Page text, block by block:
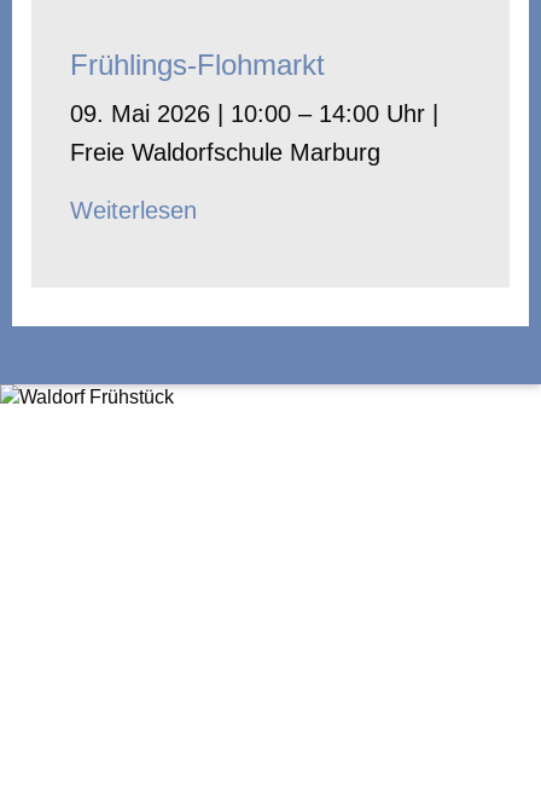
Frühlings-Flohmarkt
09. Mai 2026 | 10:00 – 14:00 Uhr |
Freie Waldorfschule Marburg
Weiterlesen